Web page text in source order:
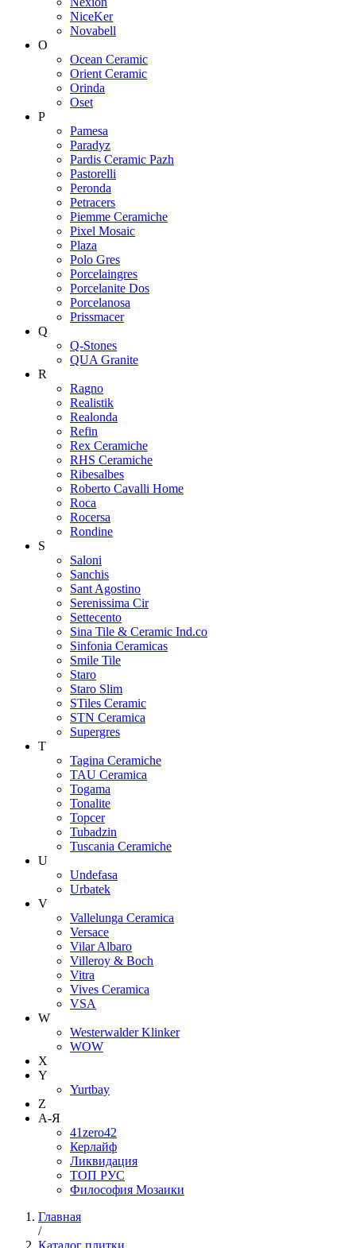
NiceKer
Novabell
O
Ocean Ceramic
Orient Ceramic
Orinda
Oset
P
Pamesa
Paradyz
Pardis Ceramic Pazh
Pastorelli
Peronda
Petracers
Piemme Ceramiche
Pixel Mosaic
Plaza
Polo Gres
Porcelaingres
Porcelanite Dos
Porcelanosa
Prissmacer
Q
Q-Stones
QUA Granite
R
Ragno
Realistik
Realonda
Refin
Rex Ceramiche
RHS Ceramiche
Ribesalbes
Roberto Cavalli Home
Roca
Rocersa
Rondine
S
Saloni
Sanchis
Sant Agostino
Serenissima Cir
Settecento
Sina Tile & Ceramic Ind.co
Sinfonia Ceramicas
Smile Tile
Staro
Staro Slim
STiles Ceramic
STN Ceramica
Supergres
T
Tagina Ceramiche
TAU Ceramica
Togama
Tonalite
Topcer
Tubadzin
Tuscania Ceramiche
U
Undefasa
Urbatek
V
Vallelunga Ceramica
Versace
Vilar Albaro
Villeroy & Boch
Vitra
Vives Ceramica
VSA
W
Westerwalder Klinker
WOW
X
Y
Yurtbay
Z
А-Я
41zero42
Керлайф
Ликвидация
ТОП РУС
Философия Мозаики
Главная
/
Каталог плитки